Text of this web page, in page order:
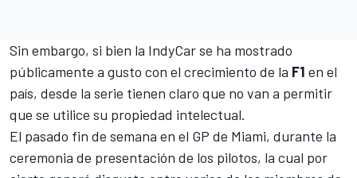
Sin embargo, si bien la IndyCarse ha mostrado
públicamente a gusto con el crecimiento de la F1 en el
país, desde la serie tienen claro que no van a permitir
que se utilice su propiedad intelectual.
El pasado fin de semana en el GP de Miami, durante la
ceremonia de presentación de los pilotos, la cual por